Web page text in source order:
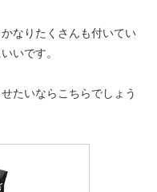
なりたくさんも付いてい
いです。
たいならこちらでしょう